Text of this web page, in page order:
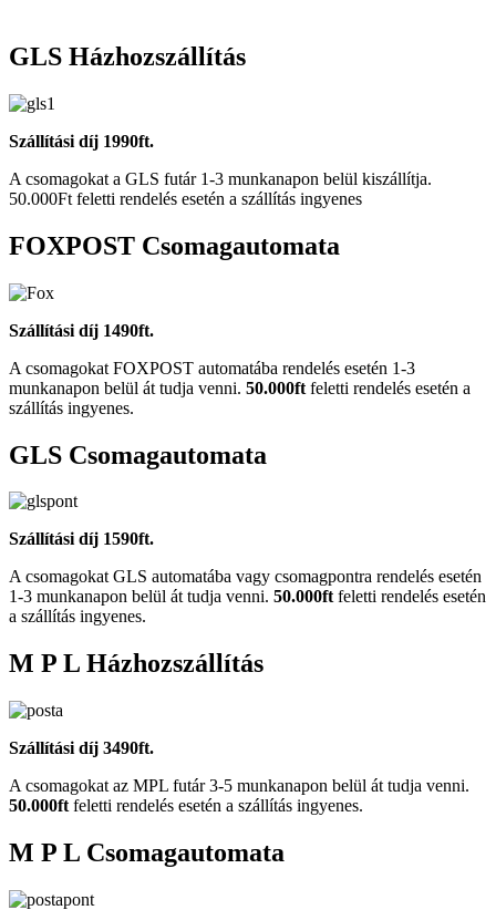
GLS Házhozszállítás
Szállítási díj 1990ft.
A csomagokat a GLS futár 1-3 munkanapon belül kiszállítja.
50.000Ft feletti rendelés esetén a szállítás ingyenes
FOXPOST Csomagautomata
Szállítási díj 1490ft.
A csomagokat FOXPOST automatába rendelés esetén 1-3
munkanapon belül át tudja venni. 50.000ft feletti rendelés esetén a
szállítás ingyenes.
GLS Csomagautomata
Szállítási díj 1590ft.
A csomagokat GLS automatába vagy csomagpontra rendelés esetén
1-3 munkanapon belül át tudja venni. 50.000ftfeletti rendelés esetén
a szállítás ingyenes.
M P L Házhozszállítás
Szállítási díj 3490ft.
A csomagokat az MPL futár 3-5 munkanapon belül át tudja venni.
50.000ft feletti rendelés esetén a szállítás ingyenes.
M P L Csomagautomata